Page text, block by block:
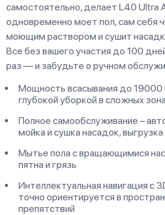
самостоятельно, делает L40 Ultra
одновременно моет пол, сам себя
моющим раствором и сушит
Все без вашего участия до 100
раз — и забудьте о ручном
Мощность всасывания до 19000
глубокой уборкой в сложных
Полное самообслуживание –
мойка и сушка насадок,
Мытье пола с вращающимися
пятна и грязь
Интеллектуальная навигация с
точно ориентируется в
препятствий